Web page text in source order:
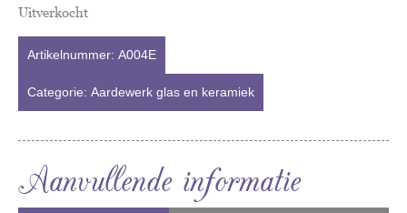
Uitverkocht
Artikelnummer: A004E
Categorie: Aardewerk glas en keramiek
Aanvullende informatie